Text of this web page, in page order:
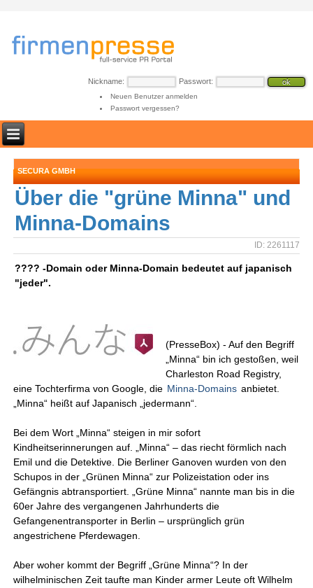
Nickname: Passwort:
Neuen Benutzer anmelden
Passwort vergessen?
SECURA GMBH
Über die "grüne Minna" und
Minna-Domains
ID: 2261117
???? -Domain oder Minna-Domain bedeutet auf japanisch
"jeder".
(PresseBox) - Auf den Begriff
„Minna“ bin ich gestoßen, weil
Charleston Road Registry,
eine Tochterfirma von Google, die Minna-Domains anbietet.
„Minna“ heißt auf Japanisch „jedermann“.
Bei dem Wort „Minna“ steigen in mir sofort
Kindheitserinnerungen auf. „Minna“ – das riecht förmlich nach
Emil und die Detektive. Die Berliner Ganoven wurden von den
Schupos in der „Grünen Minna“ zur Polizeistation oder ins
Gefängnis abtransportiert. „Grüne Minna“ nannte man bis in die
60er Jahre des vergangenen Jahrhunderts die
Gefangenentransporter in Berlin – ursprünglich grün
angestrichene Pferdewagen.
Aber woher kommt der Begriff „Grüne Minna“? In der
wilhelminischen Zeit taufte man Kinder armer Leute oft Wilhelm